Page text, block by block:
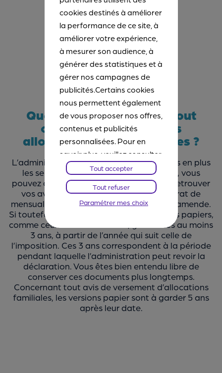
- Contrat de mariage
- Jugement de divorce
- Jugement d’adoption
Quelle durée conserver tout
courrier concernant les
allocations, impôts et taxes ?
L’administration fiscale développe de plus en plus
les services en ligne. Sur impots.gouv.fr, vous
pouvez désormais déclarer vos revenus, retrouver
vos avis d’imposition, souscrire un contrat de
mensualisation de vos impôts, régler une amende.
Si toutefois vous conservez des justificatifs papiers,
comme ceux de vos frais réels, gardez-les au moins
3 ans, à partir de l’année qui suit celle de
l’imposition. Ces 3 ans correspondent à la période
pendant laquelle l’administration peut revoir la
déclaration. Vous êtes bien entendu libre de
conserver ces documents plus longtemps.
Concernant tout avis de versement d’allocations
familiales, les versions papier sont à garder 5 ans
après leur date.
cookies destinés à améliorer
la performance de ce site, à
améliorer votre expérience,
à mesurer son audience, à
générer des statistiques et à
gérer nos campagnes de
publicités.Certains cookies
nous permettent également
de vous proposer nos offres,
contenus et publicités
personnalisées. Pour en
savoir plus, veuillez consulter
notre
Chartes Cookies
. Vous
pourrez à tout moment
paramétrer vos choix et
refuser certains cookies.
Tout accepter
Tout refuser
Paramétrer mes choix